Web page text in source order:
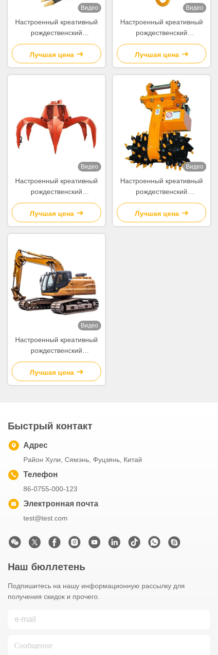
Видео
Настроенный креативный
рождественский
подарочный пакет из
бумажной бумаги с вашим
логотипом для
рождественской
Лучшая цена
Видео
Настроенный креативный
рождественский
подарочный пакет из
бумажной бумаги с вашим
логотипом для
рождественской
декоративной вечеринки
Лучшая цена
Видео
Настроенный креативный
рождественский
подарочный пакет из
бумажной бумаги с вашим
логотипом для
рождественской
Лучшая цена
Видео
Настроенный креативный
рождественский
подарочный пакет из
бумажной бумаги с вашим
логотипом для
Лучшая цена
Видео
Настроенный креативный
рождественский
подарочный пакет из
бумажной бумаги с вашим
логотипом для
Лучшая цена
Быстрый контакт
Адрес
Район Хули, Сямэнь, Фуцзянь, Китай
Телефон
86-0755-000-123
Электронная почта
test@test.com
Наш бюллетень
Подпишитесь на нашу информационную рассылку для
получения скидок и прочего.